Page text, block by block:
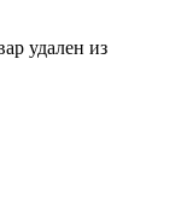
удален из